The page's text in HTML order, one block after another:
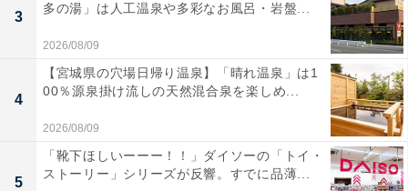
テレビの内蔵スピーカーとは比較にならないほど音
の解像度が高く、映画のセリフもクッキリ聞き取れ
ます
サブウーファー内蔵なので場所を取らずに設置で
き、それなのに重低音の迫力が凄まじくて驚きまし
3
多の湯」は人工温泉や多彩なお風呂・岩盤...
2026/08/09
4
【宮城県の穴場日帰り温泉】「晴れ温泉」は1
00％源泉掛け流しの天然混合泉を楽しめ...
2026/08/09
5
「靴下ほしいーーー！！」ダイソーの「トイ・
ストーリー」シリーズが反響。すでに品薄...